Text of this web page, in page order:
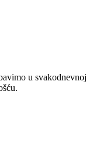
u svakodnevnoj